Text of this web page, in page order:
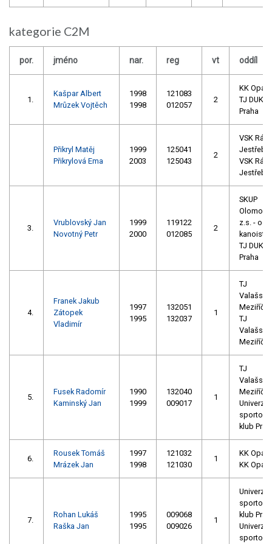
kategorie C2M
por. jméno nar. reg vt oddíl
1.
Kašpar Albert
Mrůzek Vojtěch
1998
1998
121083
012057
2
KK
TJ
Praha
Přikryl Matěj
Přikrylová Ema
1999
2003
125041
125043
2
VSK
Jestřebí
VSK
Jestřebí
3.
Vrublovský Jan
Novotný Petr
1999
2000
119122
012085
2
SKUP
z.s. -
TJ
Praha
4.
Franek Jakub
Zátopek
Vladimír
1997
1995
132051
132037
1
TJ
Valašské
Meziříčí
TJ
Valašské
Meziříčí
5.
Fusek Radomír
Kaminský Jan
1990
1999
132040
009017
1
TJ
Valašské
Meziříčí
sportovní
klub
6.
Rousek Tomáš
Mrázek Jan
1997
1998
121032
121030
1
KK
KK
7.
Rohan Lukáš
Raška Jan
1995
1995
009068
009026
1
sportovní
klub
sportovní